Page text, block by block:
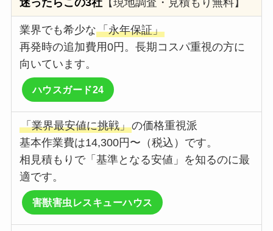
業界でも希少な「永年保証」
再発時の追加費用0円。長期コスパ重視の方に
向いています。
ハウスガード24
「業界最安値に挑戦」の価格重視派
基本作業費は14,300円〜（税込）です。
相見積もりで「基準となる安値」を知るのに最
適です。
害獣害虫レスキューハウス